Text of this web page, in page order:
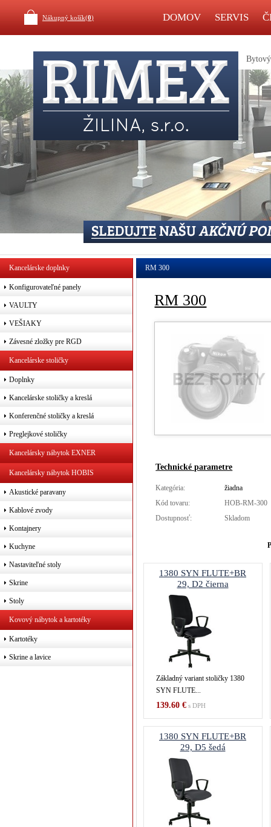
Nákupný košík(0) DOMOV SERVIS
Bytový
Kancelárske doplnky
Konfigurovateľné panely
VAULTY
VEŠIAKY
Závesné zložky pre RGD
Kancelárske stoličky
Doplnky
Kancelárske stoličky a kreslá
Konferenčné stoličky a kreslá
Preglejkové stoličky
Kancelársky nábytok EXNER
Kancelársky nábytok HOBIS
Akustické paravany
Kablové zvody
Kontajnery
Kuchyne
Nastaviteľné stoly
Skrine
Stoly
Kovový nábytok a kartotéky
Kartotéky
Skrine a lavice
RM 300
RM 300
Technické parametre
Kategória:
žiadna
Kód tovaru:
HOB-RM-300
Dostupnosť:
Skladom
1380 SYN FLUTE+BR
29, D2 čierna
Základný variant stoličky 1380
SYN FLUTE...
139.60 €s DPH
1380 SYN FLUTE+BR
29, D5 šedá